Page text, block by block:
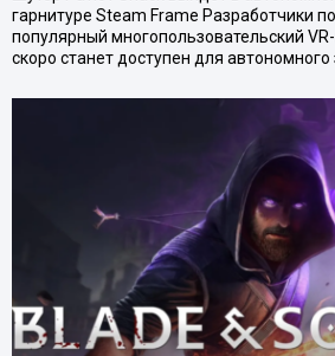
гарнитуре Steam Frame Разработчики
популярный многопользовательский
скоро станет доступен для автономного